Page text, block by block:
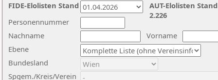
Nachname
Vorname
Ebene
Personennummer
Bundesland
Spgem./Kreis/Verein
AUT-Elolisten
2.226
FIDE-Elolisten Stand